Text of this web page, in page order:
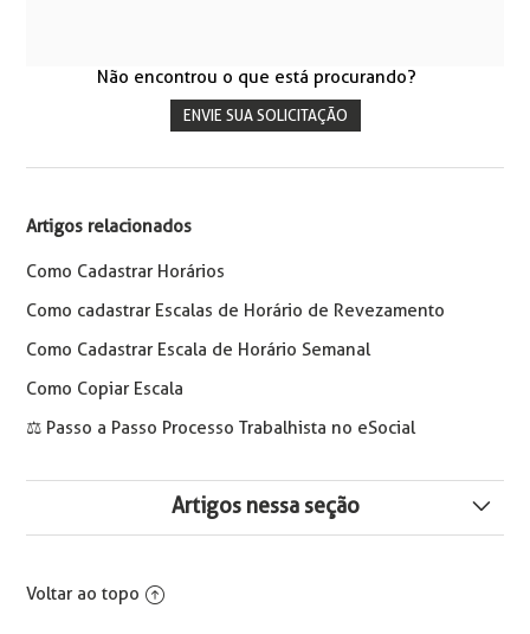
Não encontrou o que está procurando?
ENVIE SUA SOLICITAÇÃO
Artigos relacionados
Como Cadastrar Horários
Como cadastrar Escalas de Horário de Revezamento
Como Cadastrar Escala de Horário Semanal
Como Copiar Escala
⚖️ Passo a Passo Processo Trabalhista no eSocial
Artigos nessa seção
nº 3.665/2023
Voltar ao topo